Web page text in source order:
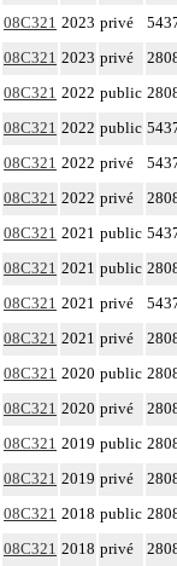
08C321 2023 privé
08C321 2023 privé
08C321 2022 public
08C321 2022 public
08C321 2022 privé
08C321 2022 privé
08C321 2021 public
08C321 2021 public
08C321 2021 privé
08C321 2021 privé
08C321 2020 public
08C321 2020 privé
08C321 2019 public
08C321 2019 privé
08C321 2018 public
08C321 2018 privé